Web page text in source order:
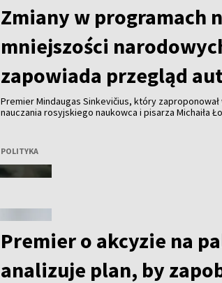
Zmiany w programach
mniejszości
zapowiada przegląd
Premier Mindaugas Sinkevičius, który
nauczania rosyjskiego naukowca i pisarza Michaiła
POLITYKA
Premier o akcyzie na
analizuje plan, by